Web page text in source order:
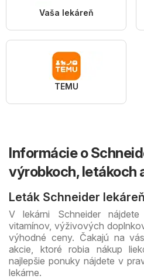
Vaša lekáreň
TEMU
Informácie o
výrobkoch, letákoch
Leták Schneider lekáreň
V lekárni Schneider
vitamínov, výživových
výhodné ceny. Čakajú na
akcie, ktoré robia nákup
najlepšie ponuky nájdete v
lekárne.